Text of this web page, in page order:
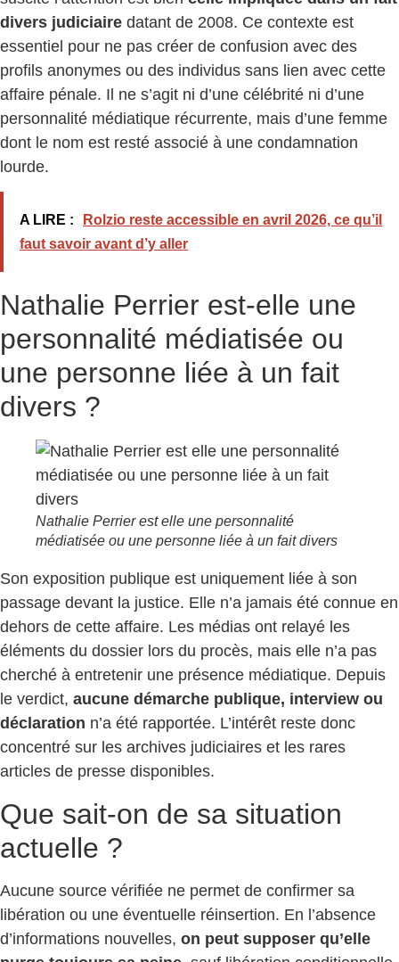
divers judiciaire datant de 2008. Ce contexte est
essentiel pour ne pas créer de confusion avec des
profils anonymes ou des individus sans lien avec cette
affaire pénale. Il ne s’agit ni d’une célébrité ni d’une
personnalité médiatique récurrente, mais d’une femme
dont le nom est resté associé à une condamnation
lourde.
A LIRE :
Rolzio reste accessible en avril 2026, ce qu’il
faut savoir avant d’y aller
Nathalie Perrier est-elle une
personnalité médiatisée ou
une personne liée à un fait
divers ?
Nathalie Perrier est elle une personnalité
médiatisée ou une personne liée à un fait divers
Son exposition publique est uniquement liée à son
passage devant la justice. Elle n’a jamais été connue en
dehors de cette affaire. Les médias ont relayé les
éléments du dossier lors du procès, mais elle n’a pas
cherché à entretenir une présence médiatique. Depuis
le verdict, aucune démarche publique, interview ou
déclaration n’a été rapportée. L’intérêt reste donc
concentré sur les archives judiciaires et les rares
articles de presse disponibles.
Que sait-on de sa situation
actuelle ?
Aucune source vérifiée ne permet de confirmer sa
libération ou une éventuelle réinsertion. En l’absence
d’informations nouvelles, on peut supposer qu’elle